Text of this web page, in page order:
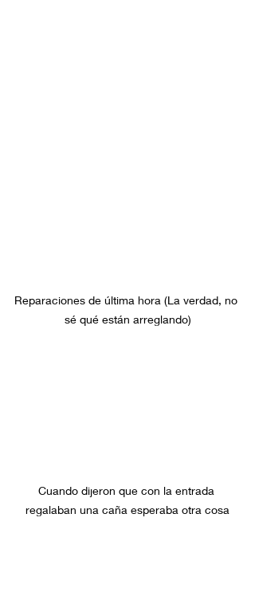
Reparaciones de última hora (La verdad, no
sé qué están arreglando)
Cuando dijeron que con la entrada
regalaban una caña esperaba otra cosa